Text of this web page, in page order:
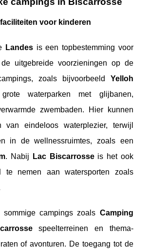
voor kinderen
Landesis een topbestemming voor
uitgebreide voorzieningen op de
zoals bijvoorbeeld Yelloh
waterparken met glijbanen,
zwembaden. Hier kunnen
van eindeloos waterplezier, terwijl
in de wellnessruimtes, zoals een
. Nabij Lac Biscarrosseis het ook
te nemen aan watersporten zoals
sommige campings zoals Camping
speelterreinen en thema-
of avonturen. De toegang tot de